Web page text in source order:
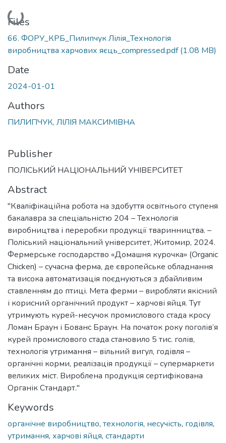
Loading...
Files
66. ФОРУ_КРБ_Пилипчук Лілія_Технологія
виробництва харчових яєць_compressed.pdf(1.08 MB)
Date
2024-01-01
Authors
ПИЛИПЧУК, ЛІЛІЯ МАКСИМІВНА
Publisher
ПОЛІСЬКИЙ НАЦІОНАЛЬНИЙ УНІВЕРСИТЕТ
Abstract
"Кваліфікаційна робота на здобуття освітнього ступеня
бакалавра за спеціальністю 204 – Технологія
виробництва і переробки продукції тваринництва. –
Поліський національний університет, Житомир, 2024.
Фермерське господарство «Домашня курочка» (Organic
Chicken) – сучасна ферма, де європейське обладнання
та висока автоматизація поєднуються з дбайливим
ставленням до птиці. Мета ферми – виробляти якісний
і корисний органічний продукт – харчові яйця. Тут
утримують курей-несучок промислового стада кросу
Ломан Браун і Бованс Браун. На початок року поголів’я
курей промислового стада становило 5 тис. голів,
технологія утримання – вільний вигул, годівля –
органічні корми, реалізація продукції – супермаркети
великих міст. Вироблена продукція сертифікована
Органік Стандарт."
Keywords
органічне виробництво, технологія, несучість, годівля,
утримання, харчові яйця, стандарти